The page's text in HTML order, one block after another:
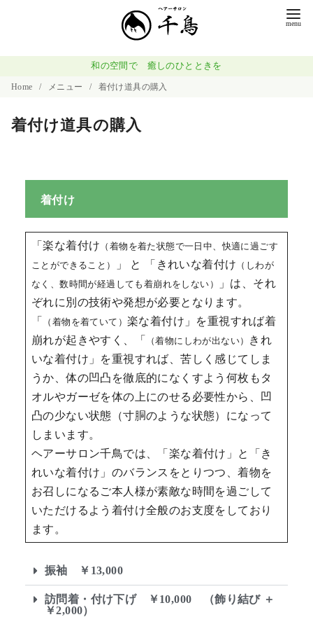
和の空間で 癒しのひとときを
Home メニュー 着付け道具の購入
着付け道具の購入
着付け
「楽な着付け
（着物を着た状態で一日中、快適に過ごす
ことができること）
」 と 「きれいな着付け
（しわが
なく、数時間が経過しても着崩れをしない）
」は、それ
ぞれに別の技術や発想が必要となります。
「
（着物を着ていて）楽な着付け」を重視すれば着
崩れが起きやすく、「
（着物にしわが出ない）
きれ
いな着付け」を重視すれば、苦しく感じてしま
うか、体の凹凸を徹底的になくすよう何枚もタ
オルやガーゼを体の上にのせる必要性から、凹
凸の少ない状態（寸胴のような状態）になって
しまいます。
ヘアーサロン千鳥では、「楽な着付け」と「き
れいな着付け」のバランスをとりつつ、着物を
お召しになるご本人様が素敵な時間を過ごして
いただけるよう着付け全般のお支度をしており
ます。
振袖 ￥13,000
訪問着・付け下げ ￥10,000 （飾り結び ＋
￥2,000）